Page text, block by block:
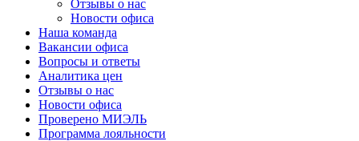
Отзывы о нас
Новости офиса
Наша команда
Вакансии офиса
Вопросы и ответы
Аналитика цен
Отзывы о нас
Новости офиса
Проверено МИЭЛЬ
Программа лояльности